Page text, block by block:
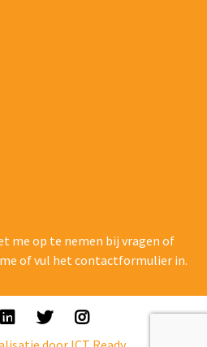
me op te nemen bij vragen of
of vul het contactformulier in.